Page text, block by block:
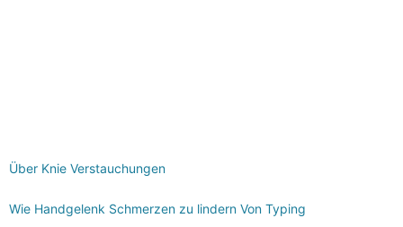
Über Knie Verstauchungen
Wie Handgelenk Schmerzen zu lindern Von Typing